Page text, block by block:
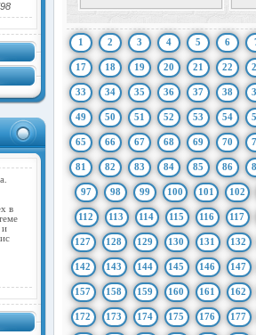
в
и
1 2 3 4 5 6
17 18 19 20 21 22
33 34 35 36 37 38
49 50 51 52 53 54
65 66 67 68 69 70
81 82 83 84 85 86
97 98 99 100 101 102
112 113 114 115 116 117
127 128 129 130 131 132
142 143 144 145 146 147
157 158 159 160 161 162
172 173 174 175 176 177